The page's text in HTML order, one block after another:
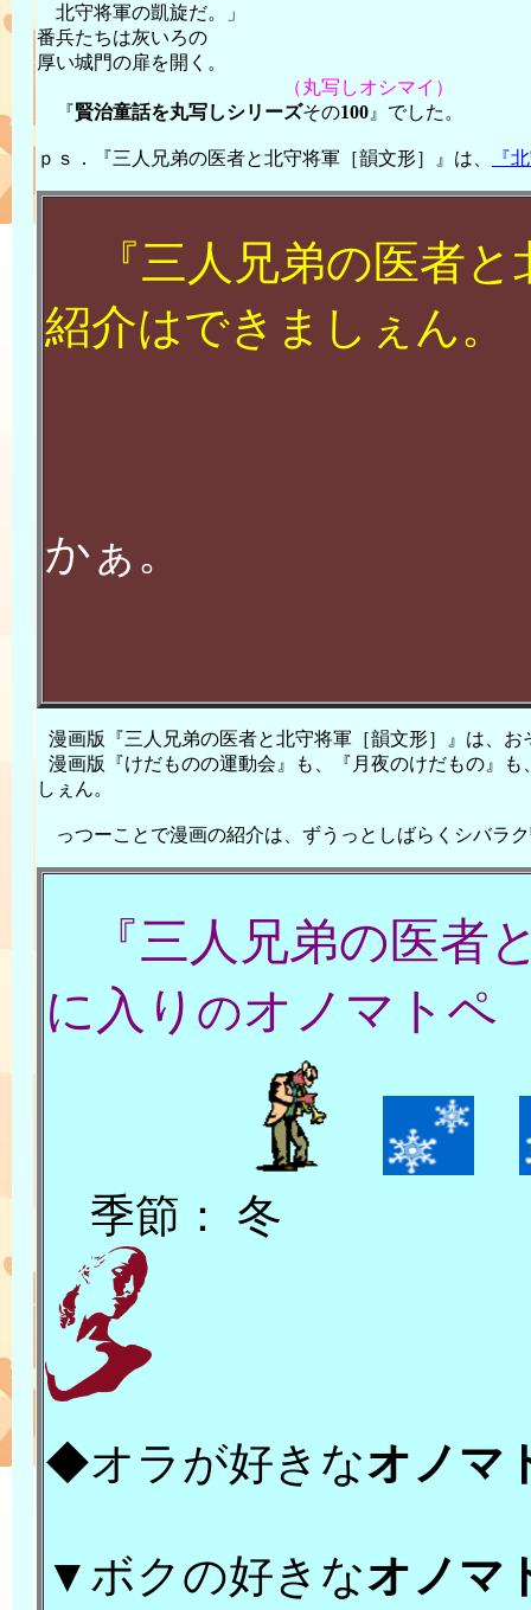
北守将軍の凱旋だ。」
番兵たちは灰いろの
厚い城門の扉を開く。
（丸写しオシマイ）
『賢治童話を丸写しシリーズその100 』でした。
ｐｓ．『三人兄弟の医者と北守将軍［韻文形］』は、 『
『三人兄弟の医者と
紹介はできましぇん。
かぁ。
漫画版『三人兄弟の医者と北守将軍［韻文形］』は、
漫画版『けだものの運動会』も、『月夜のけだもの』
しぇん。
っつーことで漫画の紹介は、ずうっとしばらくシバラ
『三人兄弟の医者
に入り のオノマトペ
季
◆オラが好きなオノマ
▼ボクの好きなオノマ